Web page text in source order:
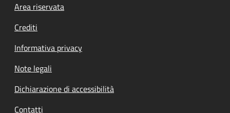
Footer menu
Area riservata
Crediti
Informativa privacy
Note legali
Dichiarazione di accessibilità
Contatti